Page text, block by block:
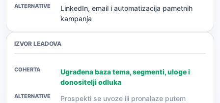
LinkedIn, email i automatizacija pametnih
kampanja
IZVOR LEADOVA
Ugrađena baza tema, segmenti, uloge i
donositelji odluka
Prospekti se uvoze ili pronalaze putem